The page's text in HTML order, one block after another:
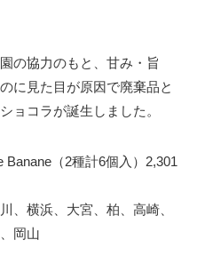
の協力のもと、甘み・旨
に見た目が原因で廃棄品と
ョコラが誕生しました。
Banane（2種計6個入）2,301
、横浜、大宮、柏、高崎、
岡山